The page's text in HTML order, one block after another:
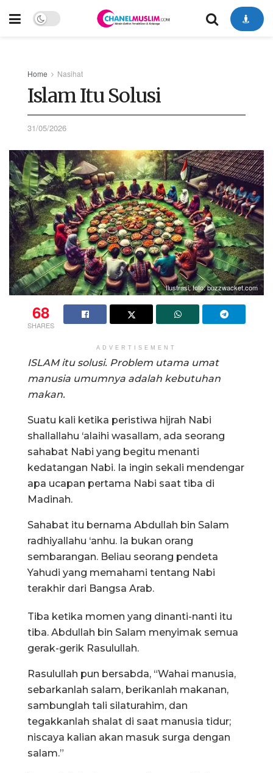
Home Nasihat
Islam Itu Solusi
31/05/2026
Ilustrasi, foto: buzzwacket.com
68
SHARES
ADVERTISEMENT
ISLAM itu solusi. Problem utama umat
manusia umumnya adalah kebutuhan
makan.
Suatu kali ketika peristiwa hijrah Nabi
shallallahu ‘alaihi wasallam, ada seorang
sahabat Nabi yang begitu menanti
kedatangan Nabi. Ia ingin sekali mendengar
apa ucapan pertama Nabi saat tiba di
Madinah.
Sahabat itu bernama Abdullah bin Salam
radhiyallahu ‘anhu. Ia bukan orang
sembarangan. Beliau seorang pendeta
Yahudi yang memahami tentang Nabi
terakhir dari Bangsa Arab.
Tiba ketika momen yang dinanti-nanti itu
tiba. Abdullah bin Salam menyimak semua
gerak-gerik Rasulullah.
Rasulullah pun bersabda, “Wahai manusia,
sebarkanlah salam, berikanlah makanan,
sambunglah tali silaturahim, dan
tegakkanlah shalat di saat manusia tidur;
niscaya kalian akan masuk surga dengan
salam.”